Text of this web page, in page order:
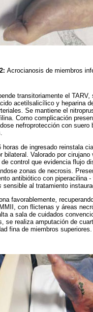
Acrocianosis de miembros
transitoriamente el
acetilsalicílico y heparina
Se mantiene el
Como complicación
nefroprotección con
horas de ingresado reinstala
bilateral. Valorado por
de control que evidencia flujo
zonas de necrosis.
antibiótico con piperacilina
sensible al tratamiento
favorablemente,
con flictenas y áreas
a sala de cuidados
se realiza amputación de
fina de miembros superiores.